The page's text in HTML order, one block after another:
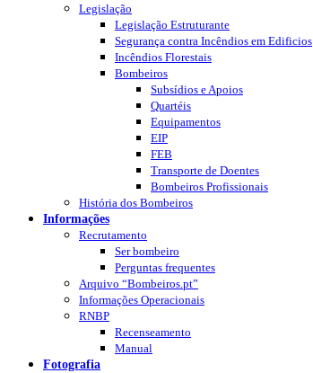
Legislação
Legislação Estruturante
Segurança contra Incêndios em Edificios
Incêndios Florestais
Bombeiros
Subsídios e Apoios
Quartéis
Equipamentos
EIP
FEB
Transporte de Doentes
Bombeiros Profissionais
História dos Bombeiros
Informações
Recrutamento
Ser bombeiro
Perguntas frequentes
Arquivo “Bombeiros.pt”
Informações Operacionais
RNBP
Recenseamento
Manual
Fotografia